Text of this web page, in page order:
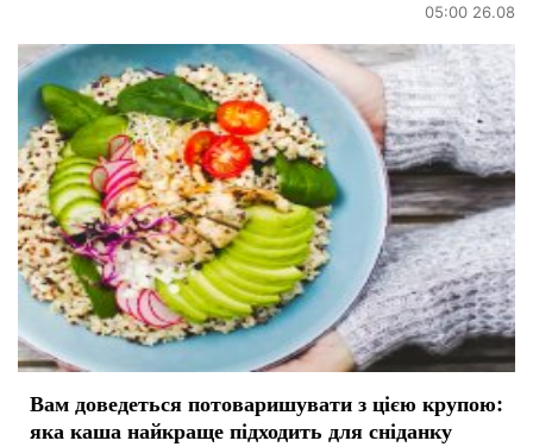
05:00 26.08
Вам доведеться потоваришувати з цією крупою:
яка каша найкраще підходить для сніданку